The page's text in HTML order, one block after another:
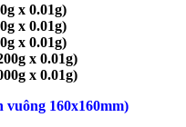
x 0.01g)
x 0.01g)
x 0.01g)
x 0.01g)
x 0.01g)
160x160mm)